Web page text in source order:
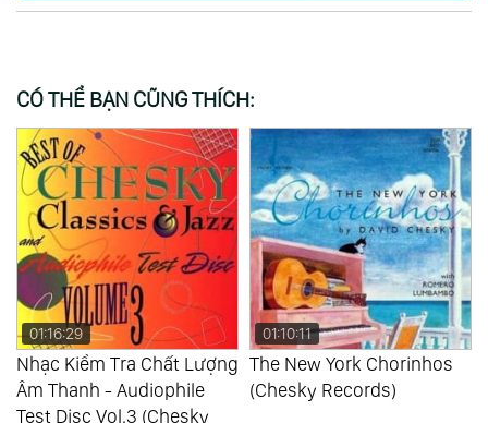
CÓ THỂ BẠN CŨNG THÍCH:
01:16:29
Nhạc Kiểm Tra Chất Lượng
Âm Thanh - Audiophile
Test Disc Vol.3 (Chesky
01:10:11
The New York Chorinhos
(Chesky Records)